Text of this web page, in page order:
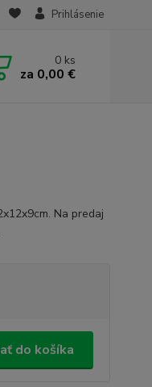
Prihlásenie
0 ks
za 0,00 €
Na predaj
do košíka